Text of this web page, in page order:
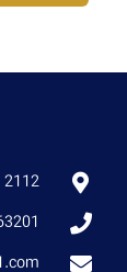
2112